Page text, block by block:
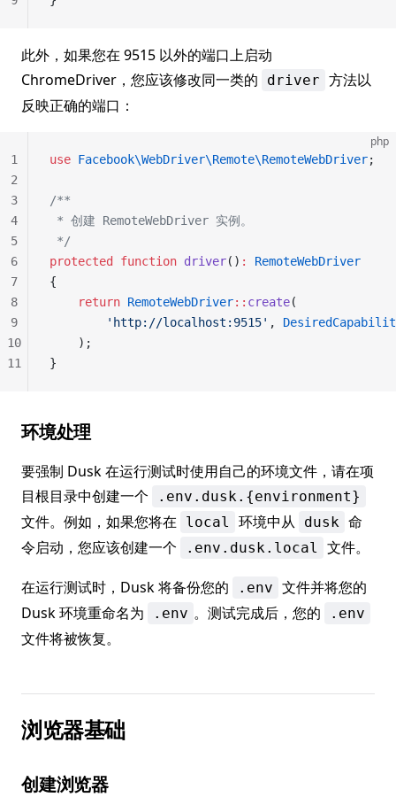
此外，如果您在 9515 以外的端口上启动
ChromeDriver，您应该修改同一类的
driver 方法以
反映正确的端口：
php
use Facebook\WebDriver\Remote\RemoteWebDriver;
/**
* 创建 RemoteWebDriver 实例。
*/
protected
function driver() :
RemoteWebDriver
{
    return
RemoteWebDriver:: create(
        'http://localhost:9515'
,
    );
}
1
2
3
4
5
6
7
8
9
10
11
环境处理
要强制 Dusk 在运行测试时使用自己的环境文件，请在项
目根目录中创建一个
.env.dusk.{environment}
文件。例如，如果您将在 local 环境中从 dusk 命
令启动，您应该创建一个
.env.dusk.local 文件。
在运行测试时，Dusk 将备份您的 .env 文件并将您的
Dusk 环境重命名为
.env 。测试完成后，您的 .env
文件将被恢复。
浏览器基础
创建浏览器